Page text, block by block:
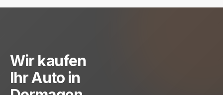
Wir kaufen
Ihr Auto in